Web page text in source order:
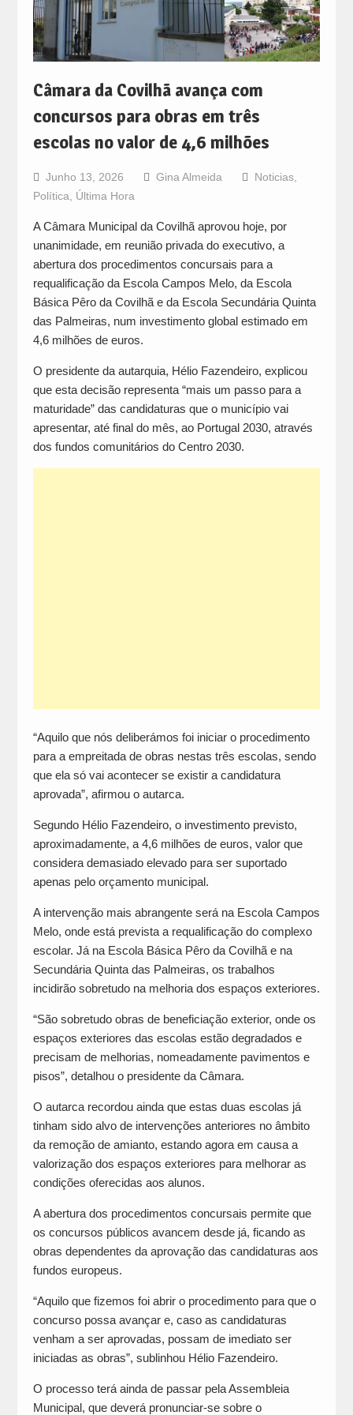
Câmara da Covilhã avança com
concursos para obras em três
escolas no valor de 4,6 milhões
Junho 13, 2026 Gina Almeida Noticias,
Política
Última Hora
A Câmara Municipal da Covilhã aprovou hoje, por
unanimidade, em reunião privada do executivo, a
abertura dos procedimentos concursais para a
requalificação da Escola Campos Melo, da Escola
Básica Pêro da Covilhã e da Escola Secundária Quinta
das Palmeiras, num investimento global estimado em
4,6 milhões de euros.
O presidente da autarquia, Hélio Fazendeiro, explicou
que esta decisão representa “mais um passo para a
maturidade” das candidaturas que o município vai
apresentar, até final do mês, ao Portugal 2030, através
dos fundos comunitários do Centro 2030.
“Aquilo que nós deliberámos foi iniciar o procedimento
para a empreitada de obras nestas três escolas, sendo
que ela só vai acontecer se existir a candidatura
aprovada”, afirmou o autarca.
Segundo Hélio Fazendeiro, o investimento previsto,
aproximadamente, a 4,6 milhões de euros, valor que
considera demasiado elevado para ser suportado
apenas pelo orçamento municipal.
A intervenção mais abrangente será na Escola Campos
Melo, onde está prevista a requalificação do complexo
escolar. Já na Escola Básica Pêro da Covilhã e na
Secundária Quinta das Palmeiras, os trabalhos
incidirão sobretudo na melhoria dos espaços exteriores.
“São sobretudo obras de beneficiação exterior, onde os
espaços exteriores das escolas estão degradados e
precisam de melhorias, nomeadamente pavimentos e
pisos”, detalhou o presidente da Câmara.
O autarca recordou ainda que estas duas escolas já
tinham sido alvo de intervenções anteriores no âmbito
da remoção de amianto, estando agora em causa a
valorização dos espaços exteriores para melhorar as
condições oferecidas aos alunos.
A abertura dos procedimentos concursais permite que
os concursos públicos avancem desde já, ficando as
obras dependentes da aprovação das candidaturas aos
fundos europeus.
“Aquilo que fizemos foi abrir o procedimento para que o
concurso possa avançar e, caso as candidaturas
venham a ser aprovadas, possam de imediato ser
iniciadas as obras”, sublinhou Hélio Fazendeiro.
O processo terá ainda de passar pela Assembleia
Municipal, que deverá pronunciar-se sobre o